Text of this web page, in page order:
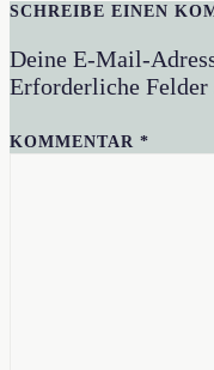
SCHREIBE EINEN
Deine E-Mail-
Erforderliche
KOMMENTAR*